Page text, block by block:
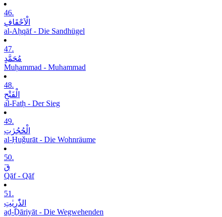
46.
الْاَحْقَافِ
al-Aḥqāf - Die Sandhügel
47.
مُحَمَّدٍ
Muḥammad - Muhammad
48.
الْفَتْحِ
al-Fatḥ - Der Sieg
49.
الْحُجُرٰتِ
al-Ḥuǧurāt - Die Wohnräume
50.
قٓ
Qāf - Qāf
51.
الذّٰرِیٰتِ
aḏ-Ḏāriyāt - Die Wegwehenden